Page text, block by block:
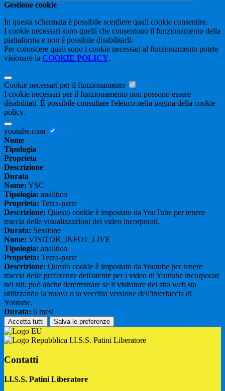
Gestione cookie
In questa schermata è possibile scegliere quali cookie consentire.
I cookie necessari sono quelli che consentono il funzionamento della
piattaforma e non è possibile disabilitarli.
Per conoscere quali sono i cookie necessari al funzionamento potete
visionare la COOKIE POLICY.
Cookie necessari per il funzionamento
I cookie necessari per il funzionamento non possono essere
disabilitati. È possibile consultare l'elenco nella pagina della cookie
policy.
youtube.com
Nome
Tipologia
Proprieta
Descrizione
Durata
Nome: YSC
Tipologia: analitico
Proprieta: Terza-parte
Descrizione: Questo cookie è impostato da YouTube per tenere
traccia delle visualizzazioni dei video incorporati.
Durata: Sessione
Nome: VISITOR_INFO1_LIVE
Tipologia: analitico
Proprieta: Terza-parte
Descrizione: Questo cookie è impostato da Youtube per tenere
traccia delle preferenze dell'utente per i video di Youtube incorporati
nei siti; può anche determinare se il visitatore del sito web sta
utilizzando la nuova o la vecchia versione dell'interfaccia di
Youtube.
Durata: 6 mesi
Accetta tutti Salva le preferenze
I.I.S.S. Patini Liberatore
Contatti
I.I.S.S. Patini Liberatore